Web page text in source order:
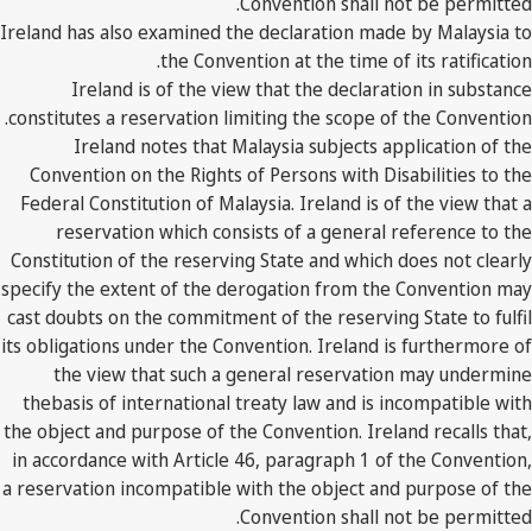
Ireland has also examined the declaration made by Malaysia to
the Convention at the time of its ratification.
Ireland is of the view that the declaration in substance
constitutes a reservation limiting the scope of the Convention.
Ireland notes that Malaysia subjects application of the
Convention on the Rights of Persons with Disabilities to the
Federal Constitution of Malaysia. Ireland is of the view that a
reservation which consists of a general reference to the
Constitution of the reserving State and which does not clearly
specify the extent of the derogation from the Convention may
cast doubts on the commitment of the reserving State to fulfil
its obligations under the Convention. Ireland is furthermore of
the view that such a general reservation may undermine
thebasis of international treaty law and is incompatible with
the object and purpose of the Convention. Ireland recalls that,
in accordance with Article 46, paragraph 1 of the Convention,
a reservation incompatible with the object and purpose of the
Convention shall not be permitted.